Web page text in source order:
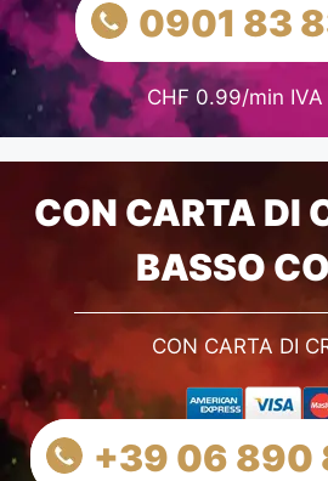
0901 83
CHF 0.99/min
CON CARTA DI
BASSO
CON CARTA DI
+39 06 890